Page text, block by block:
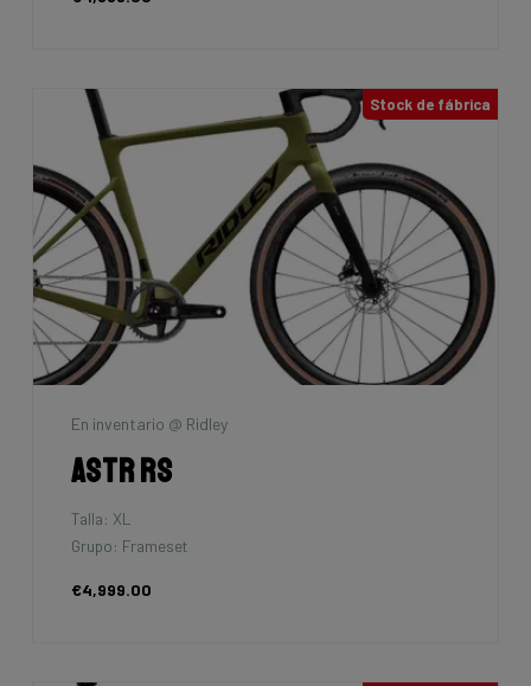
Stock de fábrica
En inventario @ Ridley
Astr RS
Talla: XL
Grupo: Frameset
€4,999.00